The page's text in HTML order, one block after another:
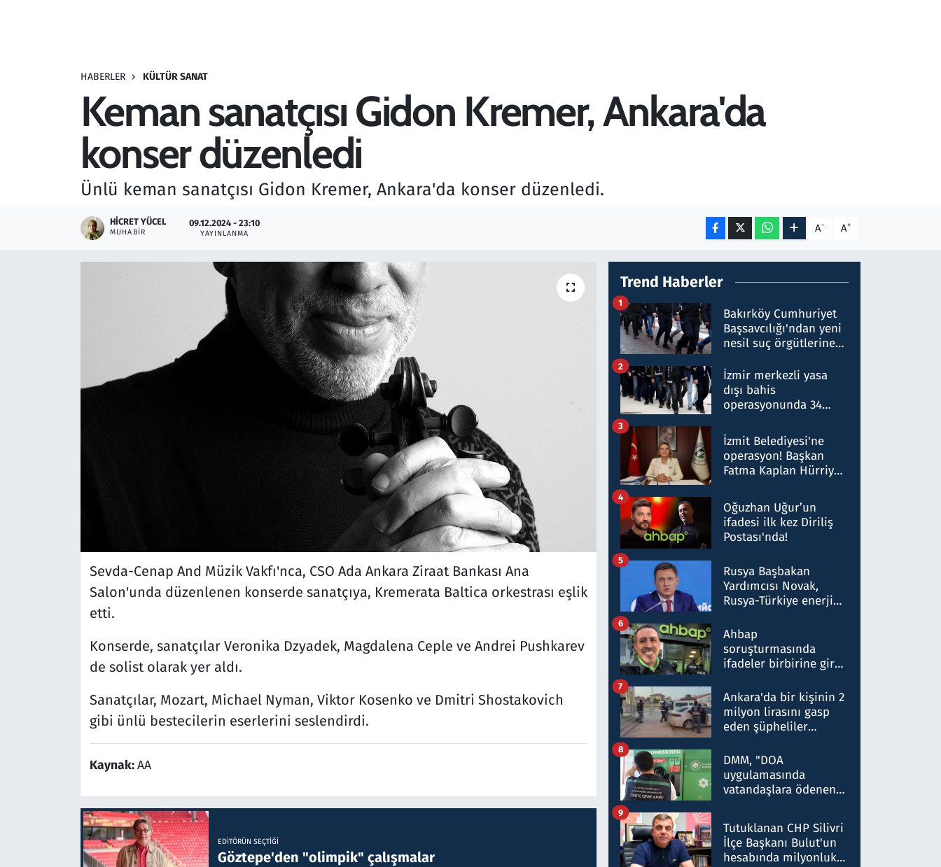
HABERLER KÜLTÜR SANAT
Keman sanatçısı Gidon Kremer, Ankara'da
konser düzenledi
Ünlü keman sanatçısı Gidon Kremer, Ankara'da konser düzenledi.
HICRET YÜCEL
MUHABIR
09.12.2024 - 23:10
YAYINLANMA A- A+
Sevda-Cenap And Müzik Vakfı'nca, CSO Ada Ankara Ziraat Bankası Ana
Salon'unda düzenlenen konserde sanatçıya, Kremerata Baltica orkestrası eşlik
etti.
Konserde, sanatçılar Veronika Dzyadek, Magdalena Ceple ve Andrei Pushkarev
de solist olarak yer aldı.
Sanatçılar, Mozart, Michael Nyman, Viktor Kosenko ve Dmitri Shostakovich
gibi ünlü bestecilerin eserlerini seslendirdi.
Kaynak:AA
EDITÖRÜN SEÇTIĞI
Göztepe'den "olimpik" çalışmalar
Trend Haberler
Bakırköy Cumhuriyet
Başsavcılığı'ndan yeni
nesil suç örgütlerine
hakkında gözaltı kararı
1
İzmir merkezli yasa
dışı bahis
operasyonunda 34
Milyar liralık para
trafiği tespit edildi
2
İzmit Belediyesi'ne
operasyon! Başkan
Fatma Kaplan Hürriyet
3
Oğuzhan Uğur’un
ifadesi ilk kez Diriliş
Postası'nda!
4
Rusya Başbakan
Yardımcısı Novak,
Rusya-Türkiye enerji
nitelikte olduğunu
belirtti
5
Ahbap
soruşturmasında
ifadeler birbirine girdi:
ifadelerinden ortaya
çıkan tablo şok etti
6
Ankara'da bir kişinin 2
milyon lirasını gasp
eden şüpheliler
7
DMM, "DOA
uygulamasında
vatandaşlara ödenen
düşürüldüğü" iddiasını
yalanladı
8
Tutuklanan CHP Silivri
İlçe Başkanı Bulut'un
hesabında milyonluk
9
Savunma Sanayi